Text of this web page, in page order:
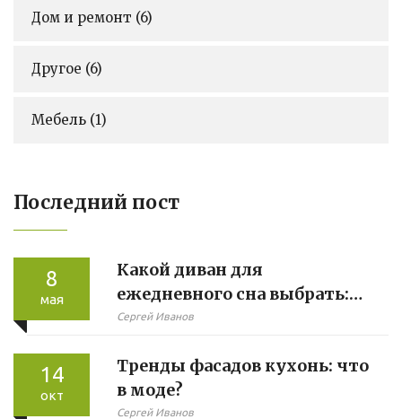
Дом и ремонт (6)
Другое (6)
Мебель (1)
Последний пост
8
мая
Какой диван для
ежедневного сна выбрать:
главные нюансы
Сергей Иванов
14
окт
Тренды фасадов кухонь: что
в моде?
Сергей Иванов